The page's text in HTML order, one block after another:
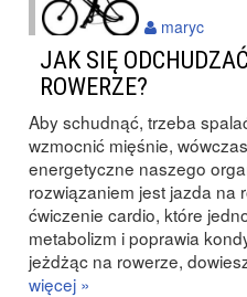
JAK SIĘ
ROWERZE?
Aby schudnąć, trzeba
wzmocnić mięśnie,
energetyczne naszego
rozwiązaniem jest jazda na
ćwiczenie cardio, które
metabolizm i poprawia
jeżdżąc na rowerze,
więcej »
maryc